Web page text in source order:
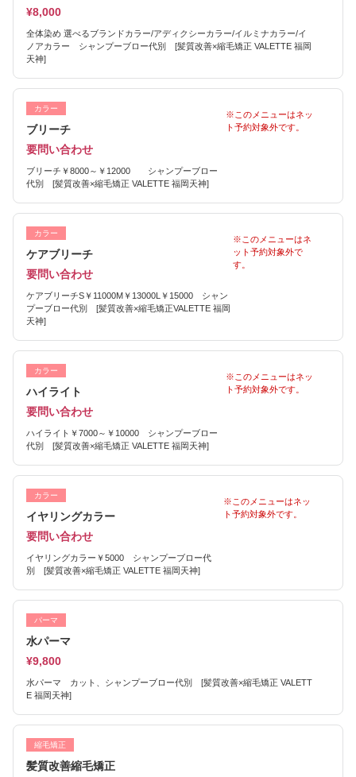
¥8,000
全体染め 選べるブランドカラー/アディクシーカラー/イルミナカラー/イ
ノアカラー シャンプーブロー代別 [髪質改善×縮毛矯正 VALETTE 福岡
天神]
カラー
ブリーチ
要問い合わせ
ブリーチ￥8000～￥12000 シャンプーブロー
代別 [髪質改善×縮毛矯正 VALETTE 福岡天神]
※このメニューはネッ
ト予約対象外です。
カラー
ケアブリーチ
要問い合わせ
ケアブリーチS￥11000M￥13000L￥15000 シャン
プーブロー代別 [髪質改善×縮毛矯正VALETTE 福岡
天神]
※このメニューはネ
ット予約対象外で
す。
カラー
ハイライト
要問い合わせ
ハイライト￥7000～￥10000 シャンプーブロー
代別 [髪質改善×縮毛矯正 VALETTE 福岡天神]
※このメニューはネッ
ト予約対象外です。
カラー
イヤリングカラー
要問い合わせ
イヤリングカラー￥5000 シャンプーブロー代
別 [髪質改善×縮毛矯正 VALETTE 福岡天神]
※このメニューはネッ
ト予約対象外です。
パーマ
水パーマ
¥9,800
水パーマ カット、シャンプーブロー代別 [髪質改善×縮毛矯正 VALETT
E 福岡天神]
縮毛矯正
髪質改善縮毛矯正